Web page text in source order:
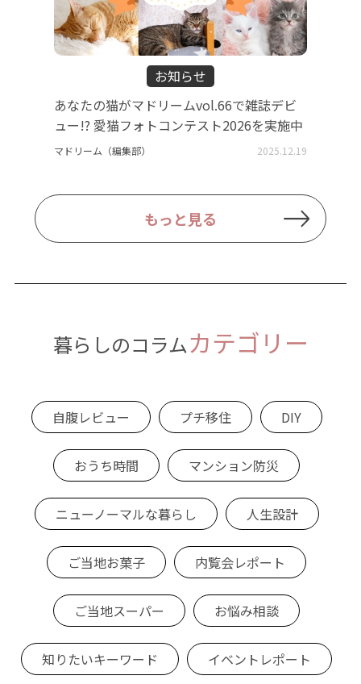
お知らせ
あなたの猫がマドリームvol.66で雑誌デビ
ュー!? 愛猫フォトコンテスト2026を実施中
マドリーム（編集部） 2025.12.19
もっと見る
暮らしのコラムカテゴリー
自腹レビュー プチ移住 DIY
おうち時間 マンション防災
ニューノーマルな暮らし 人生設計
ご当地お菓子 内覧会レポート
ご当地スーパー お悩み相談
知りたいキーワード イベントレポート